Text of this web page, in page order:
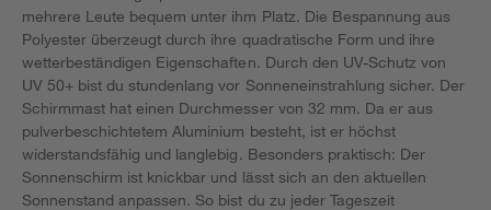
mehrere Leute bequem unter ihm Platz. Die Bespannung aus
Polyester überzeugt durch ihre quadratische Form und ihre
wetterbeständigen Eigenschaften. Durch den UV-Schutz von
UV 50+ bist du stundenlang vor Sonneneinstrahlung sicher. Der
Schirmmast hat einen Durchmesser von 32 mm. Da er aus
pulverbeschichtetem Aluminium besteht, ist er höchst
widerstandsfähig und langlebig. Besonders praktisch: Der
Sonnenschirm ist knickbar und lässt sich an den aktuellen
Sonnenstand anpassen. So bist du zu jeder Tageszeit